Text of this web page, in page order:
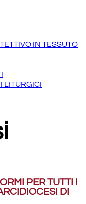
IN TESSUTO
LITURGICI
PER TUTTI I
DI